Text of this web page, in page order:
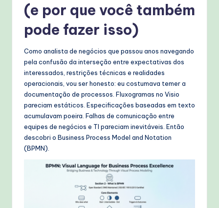
P
A
W
(e por que você também
pode fazer isso)
Como analista de negócios que passou anos navegando
pela confusão da interseção entre expectativas dos
interessados, restrições técnicas e realidades
operacionais, vou ser honesto: eu costumava temer a
documentação de processos. Fluxogramas no Visio
pareciam estáticos. Especificações baseadas em texto
acumulavam poeira. Falhas de comunicação entre
equipes de negócios e TI pareciam inevitáveis. Então
descobri o Business Process Model and Notation
(BPMN).